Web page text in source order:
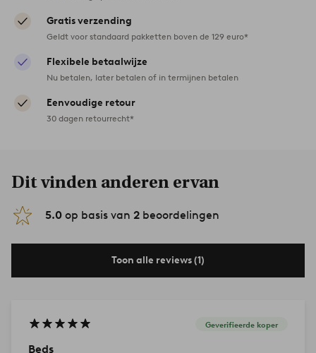
Gratis verzending
Geldt voor standaard pakketten boven de 129 euro*
Flexibele betaalwijze
Nu betalen, later betalen of in termijnen betalen
Eenvoudige retour
30 dagen retourrecht*
Dit vinden anderen ervan
5.0 op basis van 2 beoordelingen
Toon alle reviews (1)
Geverifieerde koper
Beds